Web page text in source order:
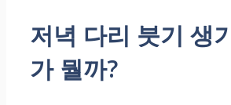
저녁 다리 붓기 생
가 뭘까?